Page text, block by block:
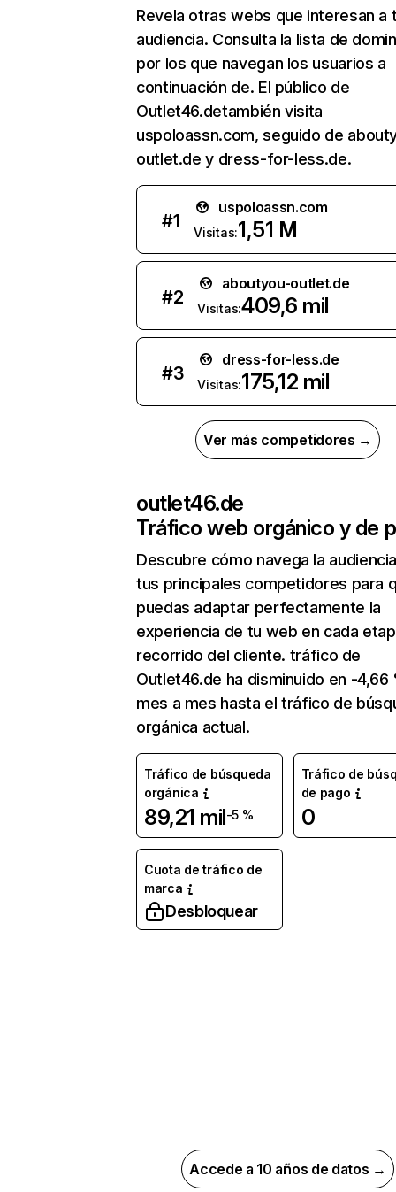
Revela otras webs que interesan a
audiencia. Consulta la lista de
por los que navegan los usuarios a
continuación de. El público de
Outlet46.detambién visita
uspoloassn.com, seguido de
outlet.de y dress-for-less.de.
#1
uspoloassn.com
Visitas:1,51 M
#2
aboutyou-outlet.de
Visitas:409,6 mil
#3
dress-for-less.de
Visitas:175,12 mil
Ver más competidores →
outlet46.de
Tráfico web orgánico y de
Descubre cómo navega la
tus principales competidores para
puedas adaptar perfectamente la
experiencia de tu web en cada
recorrido del cliente. tráfico de
Outlet46.de ha disminuido en -4,66
mes a mes hasta el tráfico de
orgánica actual.
Tráfico de búsqueda
orgánica
89,21 mil-5 %
Tráfico de
de pago
0
Cuota de tráfico de
marca
Desbloquear
Accede a 10 años de datos →